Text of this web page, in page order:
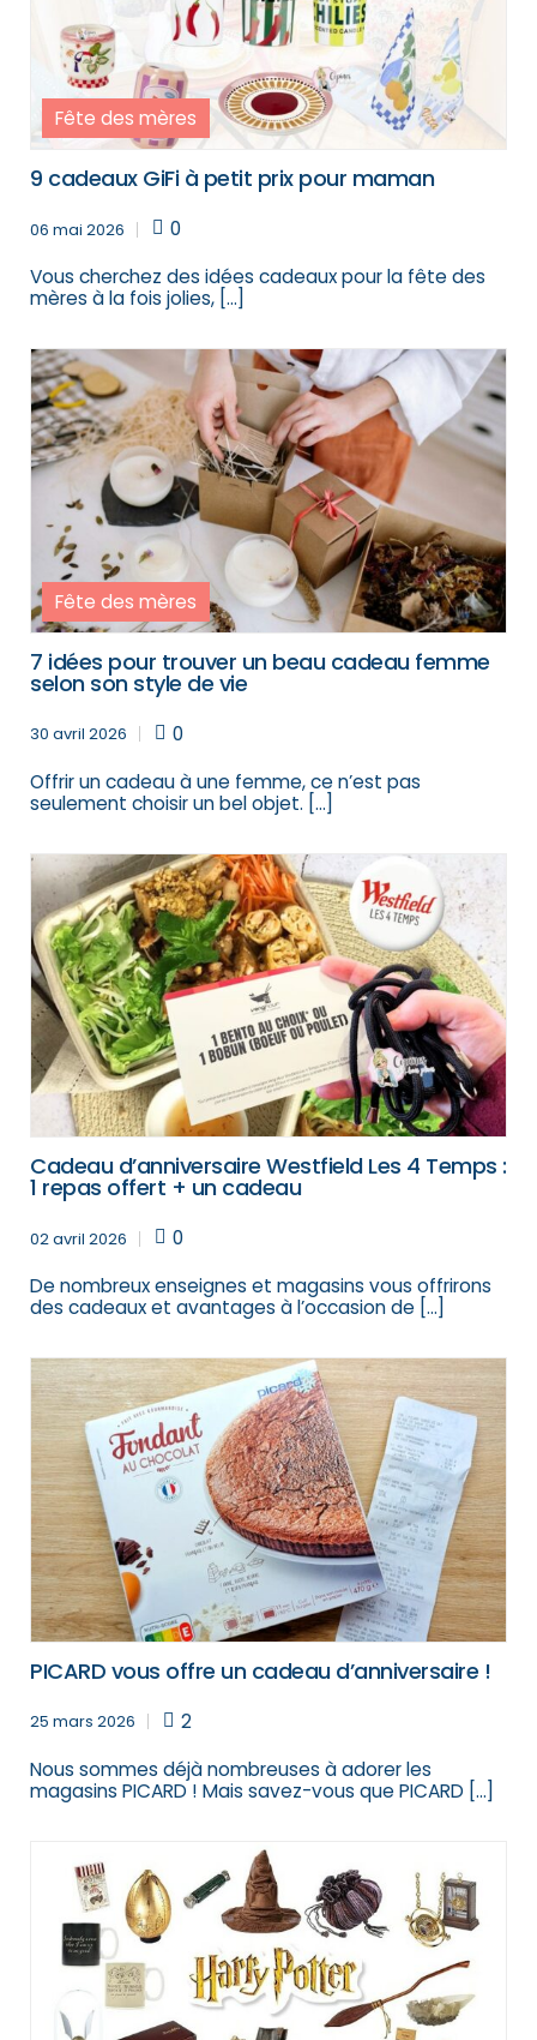
Fête des mères
9 cadeaux GiFi à petit prix pour maman
06 mai 2026
0
Vous cherchez des idées cadeaux pour la fête des
mères à la fois jolies, […]
Fête des mères
7 idées pour trouver un beau cadeau femme
selon son style de vie
30 avril 2026
0
Offrir un cadeau à une femme, ce n’est pas
seulement choisir un bel objet. […]
Cadeau d’anniversaire Westfield Les 4 Temps :
1 repas offert + un cadeau
02 avril 2026
0
De nombreux enseignes et magasins vous offrirons
des cadeaux et avantages à l’occasion de […]
PICARD vous offre un cadeau d’anniversaire !
25 mars 2026
2
Nous sommes déjà nombreuses à adorer les
magasins PICARD ! Mais savez-vous que PICARD […]